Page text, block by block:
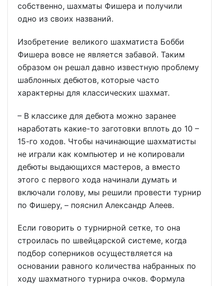
собственно, шахматы Фишера и получили
одно из своих названий.
Изобретение великого шахматиста Бобби
Фишера вовсе не является забавой. Таким
образом он решал давно известную проблему
шаблонных дебютов, которые часто
характерны для классических шахмат.
– В классике для дебюта можно заранее
наработать какие-то заготовки вплоть до 10 –
15-го ходов. Чтобы начинающие шахматисты
не играли как компьютер и не копировали
дебюты выдающихся мастеров, а вместо
этого с первого хода начинали думать и
включали голову, мы решили провести турнир
по Фишеру, – пояснил Александр Алеев.
Если говорить о турнирной сетке, то она
строилась по швейцарской системе, когда
подбор соперников осуществляется на
основании равного количества набранных по
ходу шахматного турнира очков. Формула